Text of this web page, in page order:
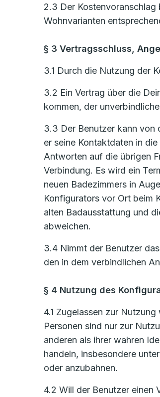
2.3 Der Kostenvoranschlag
Wohnvarianten
§ 3 Vertragsschluss,
3.1 Durch die Nutzung der
3.2 Ein Vertrag über die
kommen, der
3.3 Der Benutzer kann von
er seine Kontaktdaten in
Antworten auf die übrigen
Verbindung. Es wird ein
neuen Badezimmers in
Konfigurators vor Ort beim
alten Badausstattung und
abweichen.
3.4 Nimmt der Benutzer
den in dem verbindlichen
§ 4 Nutzung des
4.1 Zugelassen zur
Personen sind nur zur
anderen als ihrer wahren
handeln, insbesondere
oder anzubahnen.
4.2 Will der Benutzer einen